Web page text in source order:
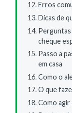
Erros
Dicas de
cheque
Passo a
em casa
Como o
O que
Como agir